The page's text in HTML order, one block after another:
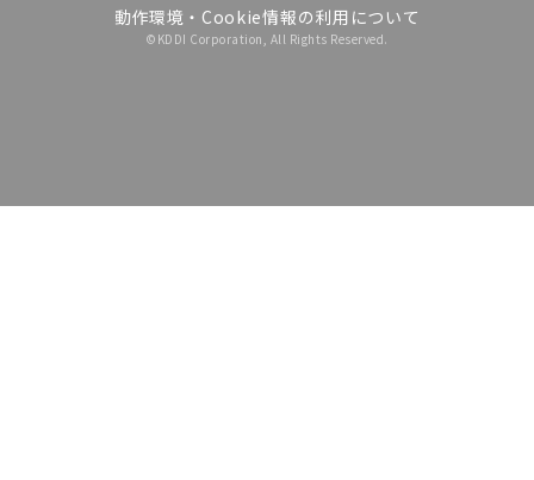
動作環境・Cookie情報の利用について
©KDDI Corporation, All Rights Reserved.